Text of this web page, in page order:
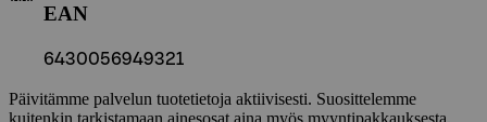
EAN
6430056949321
Päivitämme palvelun tuotetietoja aktiivisesti. Suosittelemme
kuitenkin tarkistamaan ainesosat aina myös myyntipakkauksesta.